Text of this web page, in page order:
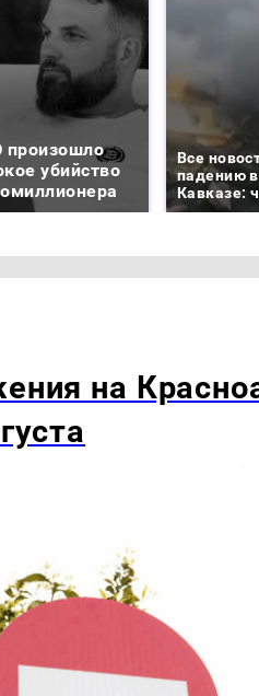
произошло
убийство
Все
падению
Кавказе:
на